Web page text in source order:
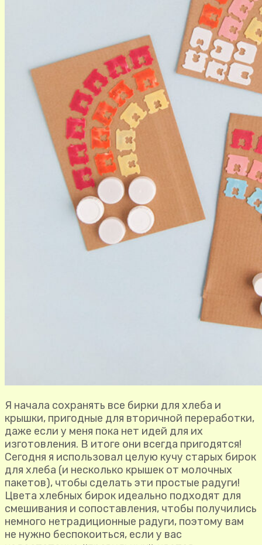
Я начала сохранять все бирки для хлеба и
крышки, пригодные для вторичной переработки,
даже если у меня пока нет идей для их
изготовления. В итоге они всегда пригодятся!
Сегодня я использовал целую кучу старых бирок
для хлеба (и несколько крышек от молочных
пакетов), чтобы сделать эти простые радуги!
Цвета хлебных бирок идеально подходят для
смешивания и сопоставления, чтобы получились
немного нетрадиционные радуги, поэтому вам
не нужно беспокоиться, если у вас